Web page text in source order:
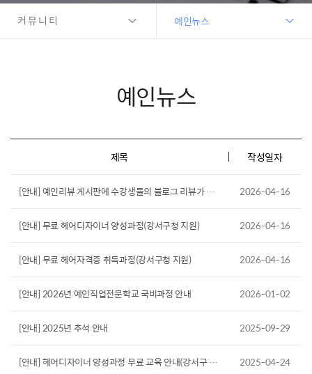
커뮤니티 예인뉴스
예인뉴스
제목 작성일자
[안내] 예인리뷰 게시판에 수강생들의 블로그 리뷰가 올라왔어요 ^^ 2026-04-16
[안내] 무료 헤어디자이너 양성과정(강서구청 지원) 2026-04-16
[안내] 무료 헤어자격증 취득과정(강서구청 지원) 2026-04-16
[안내] 2026년 예인직업전문학교 국비과정 안내 2026-01-02
[안내] 2025년 추석 안내 2025-09-29
[안내] 헤어디자이너 양성과정 무료 교육 안내(강서구 지원사업) 2025-04-24